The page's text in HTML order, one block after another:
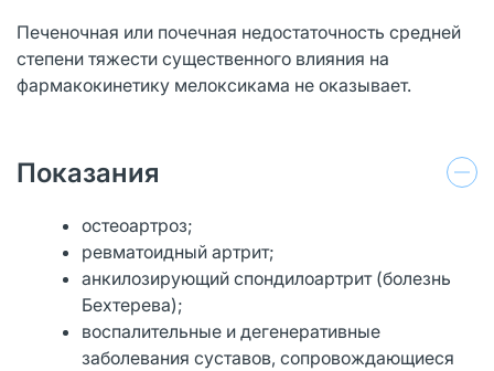
Печеночная или почечная недостаточность средней
степени тяжести существенного влияния на
фармакокинетику мелоксикама не оказывает.
Показания
остеоартроз;
ревматоидный артрит;
анкилозирующий спондилоартрит (болезнь
Бехтерева);
воспалительные и дегенеративные
заболевания суставов, сопровождающиеся